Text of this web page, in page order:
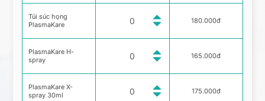
Túi súc họng
PlasmaKare
PlasmaKare H-
spray
PlasmaKare X-
spray 30ml
180.000đ
165.000đ
175.000đ